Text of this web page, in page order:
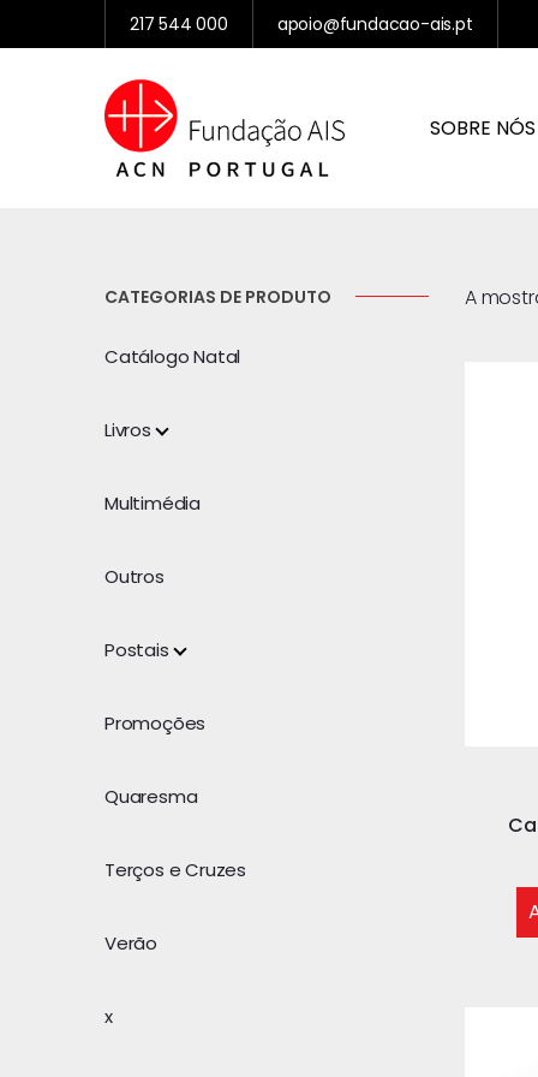
217 544 000 apoio@fundacao-ais.pt
SOBRE NÓS
A
CATEGORIAS DE PRODUTO
Catálogo Natal
Livros
Multimédia
Outros
Postais
Promoções
Quaresma
Terços e Cruzes
Verão
x